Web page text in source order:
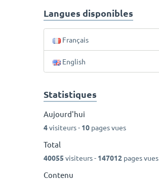
Langues disponibles
Français
English
Statistiques
Aujourd'hui
4visiteurs - 10pages vues
Total
40055 visiteurs - 147012pages vues
Contenu